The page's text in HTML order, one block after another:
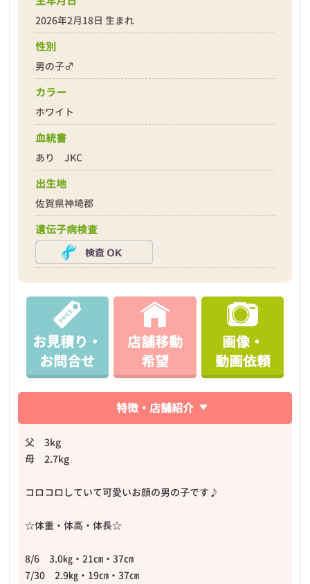
❮ ❯
2026年2月18日 生まれ
性別
男の子♂
カラー
ホワイト
血統書
あり JKC
出生地
佐賀県神埼郡
遺伝子病検査
お見積り・
お問合せ
店舗移動
希望
画像・
動画依頼
特徴・店舗紹介
父 3kg
母 2.7kg
コロコロしていて可愛いお顔の男の子です♪
☆体重・体高・体長☆
8/6 3.0㎏・21㎝・37㎝
7/30 2.9㎏・19㎝・37㎝